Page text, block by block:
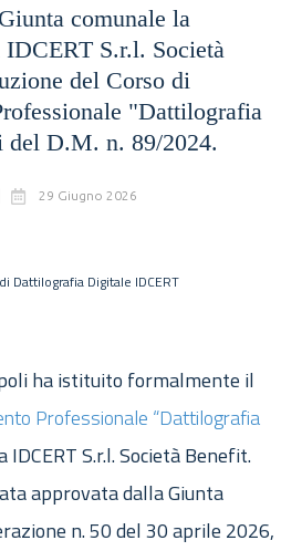
comunale la
S.r.l. Società
del Corso di
"Dattilografia
del D.M. n. 89/2024.
29 Giugno 2026
Dattilografia Digitale IDCERT
ha istituito formalmente il
Professionale “Dattilografia
IDCERT S.r.l. Società Benefit.
approvata dalla Giunta
n. 50 del 30 aprile 2026,